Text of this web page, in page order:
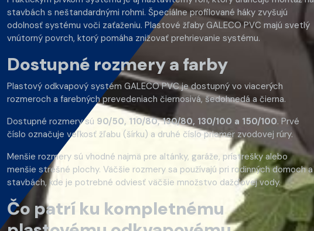
stavbách s neštandardnými rohmi. Špeciálne profilované háky zvyšujú
odolnosť systému voči zaťaženiu. Plastové žľaby GALECO PVC majú svetlý
vnútorný povrch, ktorý pomáha znižovať prehrievanie systému.
Dostupné rozmery a farby
Plastový odkvapový systém GALECO PVC je dostupný vo viacerých
rozmeroch a farebných prevedeniach čiernosivá, šedohnedá a čierna.
Dostupné rozmery sú 90/50, 110/80, 130/80, 130/100 a 150/100. Prvé
číslo označuje veľkosť žľabu (šírku) a druhé číslo priemer zvodovej rúry.
Menšie rozmery sú vhodné najmä pre altánky, garáže, prístrešky alebo
menšie strešné plochy. Väčšie rozmery sa používajú pri rodinných domoch a
stavbách, kde je potrebné odviesť väčšie množstvo dažďovej vody.
Čo patrí ku kompletnému